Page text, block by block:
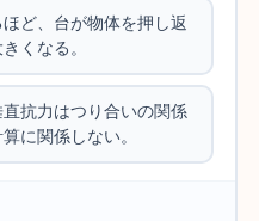
ど、台が物体を押し返
くなる。
抗力はつり合いの関係
に関係しない。